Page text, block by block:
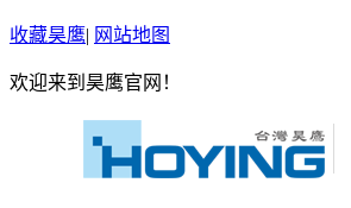
收藏昊鹰| 网站地图
欢迎来到昊鹰官网！